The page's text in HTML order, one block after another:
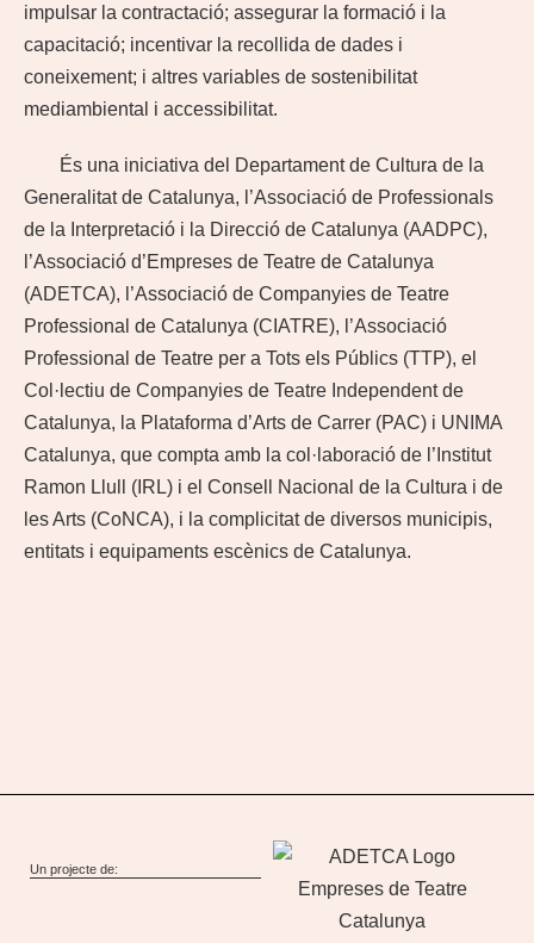
impulsar la contractació; assegurar la formació i la
capacitació; incentivar la recollida de dades i
coneixement; i altres variables de sostenibilitat
mediambiental i accessibilitat.
És una iniciativa del Departament de Cultura de la
Generalitat de Catalunya, l’Associació de Professionals
de la Interpretació i la Direcció de Catalunya (AADPC),
l’Associació d’Empreses de Teatre de Catalunya
(ADETCA), l’Associació de Companyies de Teatre
Professional de Catalunya (CIATRE), l’Associació
Professional de Teatre per a Tots els Públics (TTP), el
Col·lectiu de Companyies de Teatre Independent de
Catalunya, la Plataforma d’Arts de Carrer (PAC) i UNIMA
Catalunya, que compta amb la col·laboració de l’Institut
Ramon Llull (IRL) i el Consell Nacional de la Cultura i de
les Arts (CoNCA), i la complicitat de diversos municipis,
entitats i equipaments escènics de Catalunya.
Un projecte de: